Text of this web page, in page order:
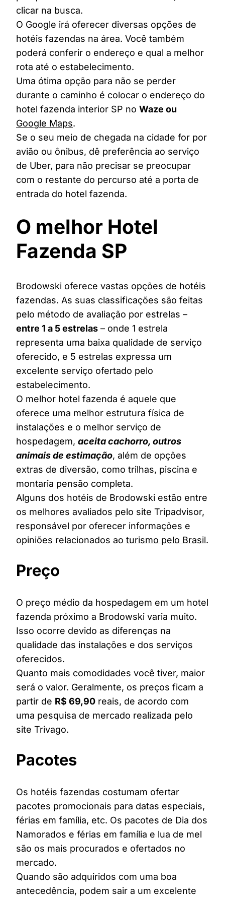
clicar na busca.
O Google irá oferecer diversas opções de
hotéis fazendas na área. Você também
poderá conferir o endereço e qual a melhor
rota até o estabelecimento.
Uma ótima opção para não se perder
durante o caminho é colocar o endereço do
hotel fazenda interior SP no Waze ou
Google Maps.
Se o seu meio de chegada na cidade for por
avião ou ônibus, dê preferência ao serviço
de Uber, para não precisar se preocupar
com o restante do percurso até a porta de
entrada do hotel fazenda.
O melhor Hotel
Fazenda SP
Brodowski oferece vastas opções de hotéis
fazendas. As suas classificações são feitas
pelo método de avaliação por estrelas –
entre 1 a 5 estrelas – onde 1 estrela
representa uma baixa qualidade de serviço
oferecido, e 5 estrelas expressa um
excelente serviço ofertado pelo
estabelecimento.
O melhor hotel fazenda é aquele que
oferece uma melhor estrutura física de
instalações e o melhor serviço de
hospedagem, aceita cachorro, outros
animais de estimação, além de opções
extras de diversão, como trilhas, piscina e
montaria pensão completa.
Alguns dos hotéis de Brodowski estão entre
os melhores avaliados pelo site Tripadvisor,
responsável por oferecer informações e
opiniões relacionados ao turismo pelo Brasil.
Preço
O preço médio da hospedagem em um hotel
fazenda próximo a Brodowski varia muito.
Isso ocorre devido as diferenças na
qualidade das instalações e dos serviços
oferecidos.
Quanto mais comodidades você tiver, maior
será o valor. Geralmente, os preços ficam a
partir de R$ 69,90 reais, de acordo com
uma pesquisa de mercado realizada pelo
site Trivago.
Pacotes
Os hotéis fazendas costumam ofertar
pacotes promocionais para datas especiais,
férias em família, etc. Os pacotes de Dia dos
Namorados e férias em família e lua de mel
são os mais procurados e ofertados no
mercado.
Quando são adquiridos com uma boa
antecedência, podem sair a um excelente